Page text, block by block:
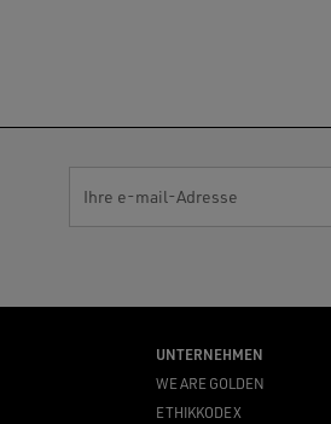
Ihre e-mail-Adresse
UNTERNEHMEN
WE ARE GOLDEN
ETHIKKODEX